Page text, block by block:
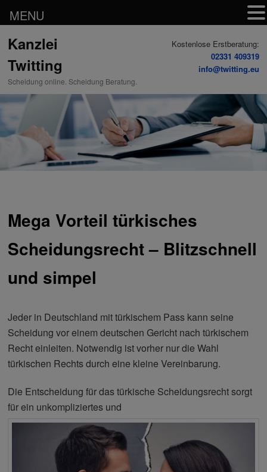
Inhalt
Kanzlei
Twitting
Scheidung online. Scheidung Beratung.
Kostenlose Erstberatung:
02331 409319
info@twitting.eu
Mega Vorteil türkisches
Scheidungsrecht – Blitzschnell
und simpel
Jeder in Deutschland mit türkischem Pass kann seine
Scheidung vor einem deutschen Gericht nach türkischem
Recht einleiten. Notwendig ist vorher nur die Wahl
türkischen Rechts durch eine kleine Vereinbarung.
Die Entscheidung für das türkische Scheidungsrecht sorgt
für ein unkompliziertes und
MENU